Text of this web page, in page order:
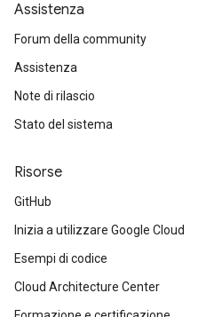
Assistenza
Forum della community
Assistenza
Note di rilascio
Stato del sistema
Risorse
GitHub
Inizia a utilizzare Google Cloud
Esempi di codice
Cloud Architecture Center